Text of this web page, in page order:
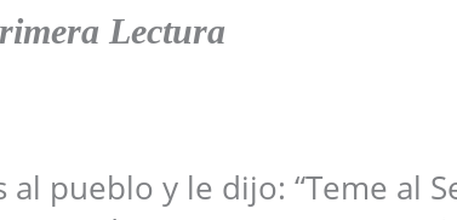
Lectura
pueblo y le dijo: “Teme al